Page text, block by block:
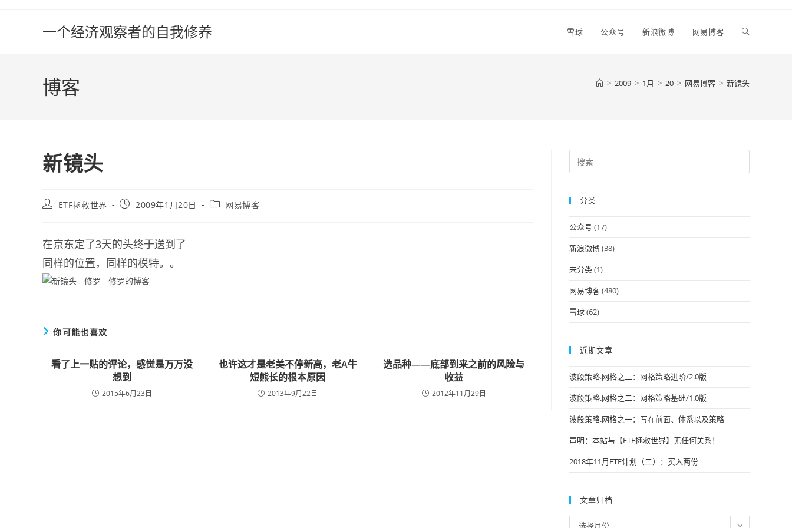
一个经济观察者的自我修养 雪球 公众号 新浪微博 网易博客 Toggle
博客 > 2009 > 1月 > 20 > 网易博客 > 新镜头
新镜头
PostETF拯救世界
Post2009年1月20日
Post网易博客
在京东定了3天的头终于送到了
同样的位置，同样的模特。。
你可能也喜欢
看了上一贴的评论，感觉是万万没
想到
2015年6月23日
也许这才是老美不停新高，老A牛
短熊长的根本原因
2013年9月22日
选品种——底部到来之前的风险与
收益
2012年11月29日
Escape
分类
公众号 (17)
新浪微博(38)
未分类(1)
网易博客(480)
雪球(62)
近期文章
波段策略.网格之三：网格策略进阶/2.0版
波段策略.网格之二：网格策略基础/1.0版
波段策略.网格之一：写在前面、体系以及策略
声明：本站与【ETF拯救世界】无任何关系！
2018年11月ETF计划（二）：买入两份
文章归档
选择月份